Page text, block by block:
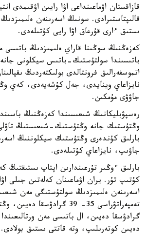
قازاقستان اۋماعىنداعى اۋا رايىن اۋقىمدى
قالىپتاستىرادى. سونىڭ اسەرىنەن
ىستىق ءارى قۇرعاق اۋا رايى كۇتىلەدى.
كەزەڭنىڭ سوڭىنا قاراي ەلىمىزدىڭ
باتىسىندا سولتۇستىك-باتىس سيكلونى جانە
اتموسفەرالىق فرونتالدى بولىكتەردىڭ
نايزاعاي وينايدى، جەل كۇشەيەدى، كەي
جاۋۋى مۇمكىن.
رەسپۋبليكانىڭ شىعىسىندا كەزەڭنىڭ
وڭتۇستىك جانە وڭتۇستىك-شىعىستىڭ تاۋلى
بارلىق كۇندەرى وڭتۇستىك سيكلوننىڭ
جاۋىپ، نايزاعاي كۇتىلەدى.
بارلىق ءوڭىر تۇرعىندارىن اپتاپ ىستىقتىڭ
كۇتىپ تۇر. يران اۋماعىنان كەلەتىن جىلى
اسەرىنەن ەلىمىزدىڭ سولتۇستىگى مەن
دەيىن كوتەرىلىپ، وتە قاتتى ىستىق بولادى.